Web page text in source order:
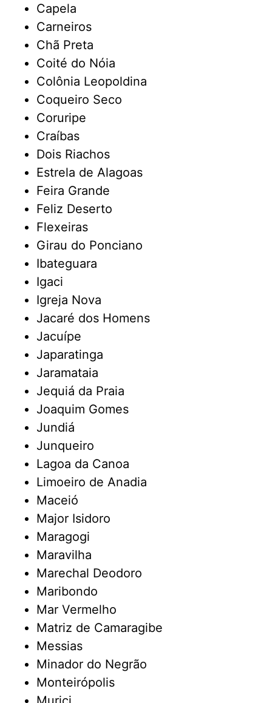
Capela
Carneiros
Chã Preta
Coité do Nóia
Colônia Leopoldina
Coqueiro Seco
Coruripe
Craíbas
Dois Riachos
Estrela de Alagoas
Feira Grande
Feliz Deserto
Flexeiras
Girau do Ponciano
Ibateguara
Igaci
Igreja Nova
Jacaré dos Homens
Jacuípe
Japaratinga
Jaramataia
Jequiá da Praia
Joaquim Gomes
Jundiá
Junqueiro
Lagoa da Canoa
Limoeiro de Anadia
Maceió
Major Isidoro
Maragogi
Maravilha
Marechal Deodoro
Maribondo
Mar Vermelho
Matriz de Camaragibe
Messias
Minador do Negrão
Monteirópolis